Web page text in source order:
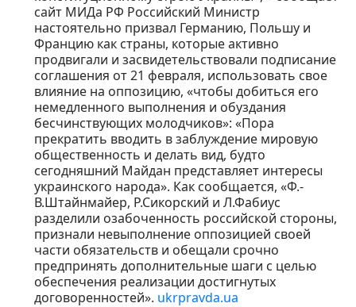
сайт МИДа РФ Российский Министр
настоятельно призвал Германию, Польшу и
Францию как страны, которые активно
продвигали и засвидетельствовали подписание
соглашения от 21 февраля, использовать свое
влияние на оппозицию, «чтобы добиться его
немедленного выполнения и обуздания
бесчинствующих молодчиков»: «Пора
прекратить вводить в заблуждение мировую
общественность и делать вид, будто
сегодняшний Майдан представляет интересы
украинского народа». Как сообщается, «Ф.-
В.Штайнмайер, Р.Сикорский и Л.Фабиус
разделили озабоченность российской стороны,
признали невыполнение оппозицией своей
части обязательств и обещали срочно
предпринять дополнительные шаги с целью
обеспечения реализации достигнутых
договоренностей». ukrpravda.ua